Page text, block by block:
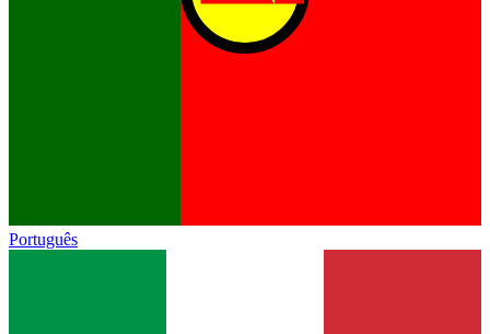
Português